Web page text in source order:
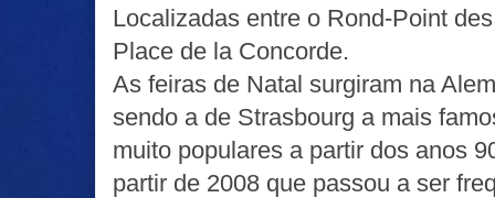
Localizadas entre o Rond-Point
Place de la Concorde.
As feiras de Natal surgiram na
sendo a de Strasbourg a mais
muito populares a partir dos anos
partir de 2008 que passou a ser